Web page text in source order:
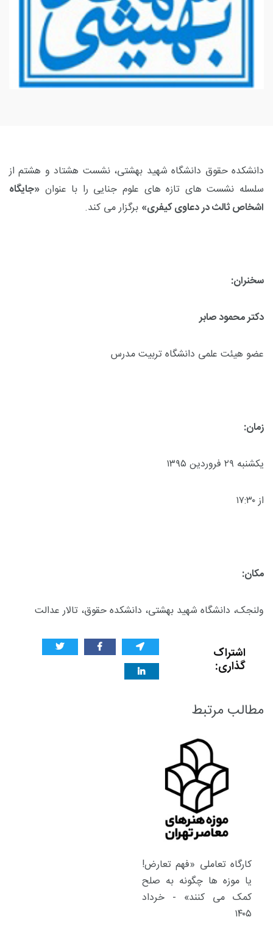
دانشکده حقوق دانشگاه شهید بهشتی، نشست هشتاد و هشتم از
سلسله نشست های تازه­ های علوم جنایی را با عنوان «جایگاه
اشخاص ثالث در دعاوی کیفری» برگزار می کند.
سخنران:
دکتر محمود صابر
عضو هیئت علمی دانشگاه تربیت مدرس
زمان:
یکشنبه ۲۹ فروردین ۱۳۹۵
از ۱۷:۳۰
مکان:
ولنجک، دانشگاه شهید بهشتی، دانشکده حقوق، تالار عدالت
اشتراک
گذاری:
مطالب مرتبط
کارگاه تعاملی «فهم تعارض!
یا موزه ها چگونه به صلح
کمک می کنند» - خرداد
۱۴۰۵